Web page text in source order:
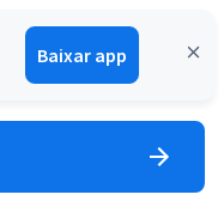
Baixar app
Entrar